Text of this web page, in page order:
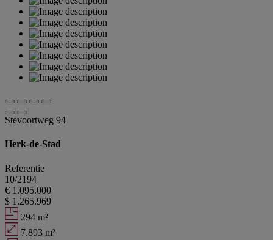
Stevoortweg 94
Herk-de-Stad
Referentie
10/2194
€ 1.095.000
$ 1.265.969
294 m²
7.893 m²